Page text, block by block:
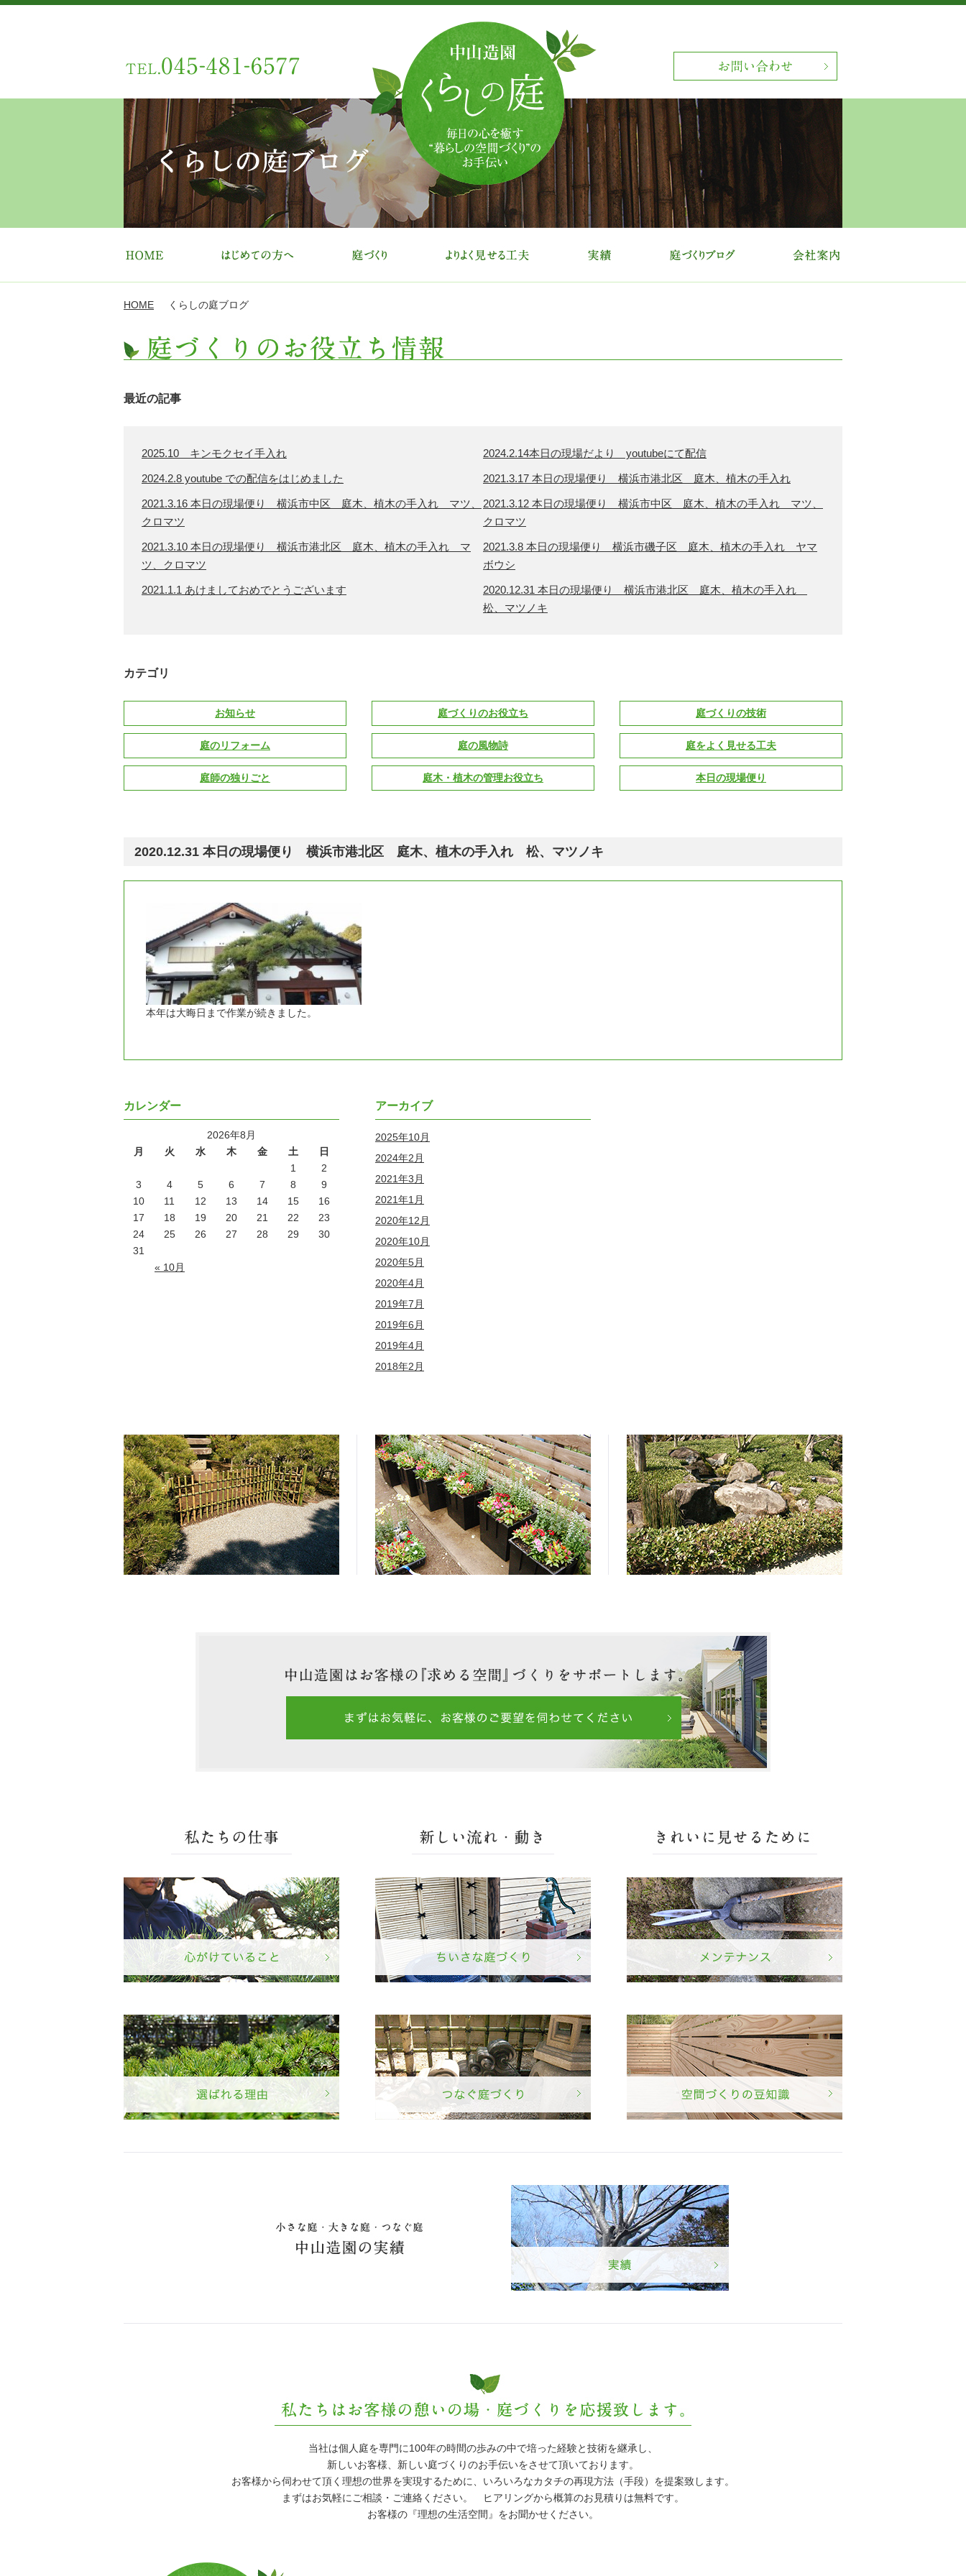
HOME くらしの庭ブログ
最近の記事
2025.10 キンモクセイ手入れ 2024.2.14本日の現場だより youtubeにて配信
2024.2.8 youtube での配信をはじめました 2021.3.17 本日の現場便り 横浜市港北区 庭木、植木の手入れ
2021.3.16 本日の現場便り 横浜市中区 庭木、植木の手入れ マツ、
クロマツ
2021.3.12 本日の現場便り 横浜市中区 庭木、植木の手入れ マツ、
クロマツ
2021.3.10 本日の現場便り 横浜市港北区 庭木、植木の手入れ マ
ツ、クロマツ
2021.3.8 本日の現場便り 横浜市磯子区 庭木、植木の手入れ ヤマ
ボウシ
2021.1.1 あけましておめでとうございます
2020.12.31 本日の現場便り 横浜市港北区 庭木、植木の手入れ
松、マツノキ
カテゴリ
お知らせ 庭づくりのお役立ち 庭づくりの技術
庭のリフォーム 庭の風物詩 庭をよく見せる工夫
庭師の独りごと 庭木・植木の管理お役立ち 本日の現場便り
2020.12.31 本日の現場便り 横浜市港北区 庭木、植木の手入れ 松、マツノキ
本年は大晦日まで作業が続きました。
カレンダー
2026年8月
月
火 水 木 金 土 日
« 10月
1
2
3
4 5 6 7 8
9
10
11 12 13 14 15
16
17
18 19 20 21 22
23
24
25 26 27 28 29
30
31
アーカイブ
2025年10月
2024年2月
2021年3月
2021年1月
2020年12月
2020年10月
2020年5月
2020年4月
2019年7月
2019年6月
2019年4月
2018年2月
当社は個人庭を専門に100年の時間の歩みの中で培った経験と技術を継承し、
新しいお客様、新しい庭づくりのお手伝いをさせて頂いております。
お客様から伺わせて頂く理想の世界を実現するために、いろいろなカタチの再現方法（手段）を提案致します。
まずはお気軽にご相談・ご連絡ください。 ヒアリングから概算のお見積りは無料です。
お客様の『理想の生活空間』をお聞かせください。